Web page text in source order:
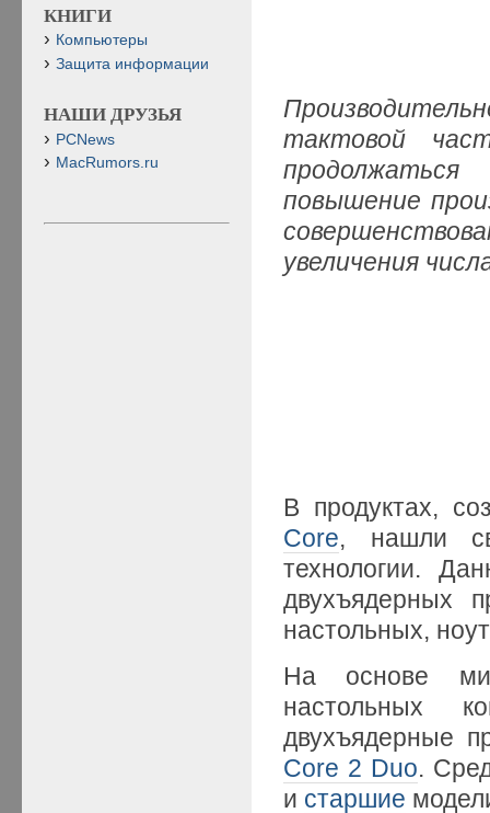
тактовой
повышение
увеличения
В продуктах,
Core, нашли
технологии.
двухъядерных
настольных,
На основе
настольных
двухъядерные
Core 2 Duo.
и старшие
КНИГИ
Компьютеры
Защита информации
НАШИ ДРУЗЬЯ
PCNews
MacRumors.ru